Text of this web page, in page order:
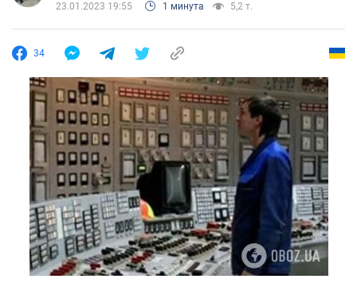
23.01.2023 19:55 1 минута 5,2 т.
34